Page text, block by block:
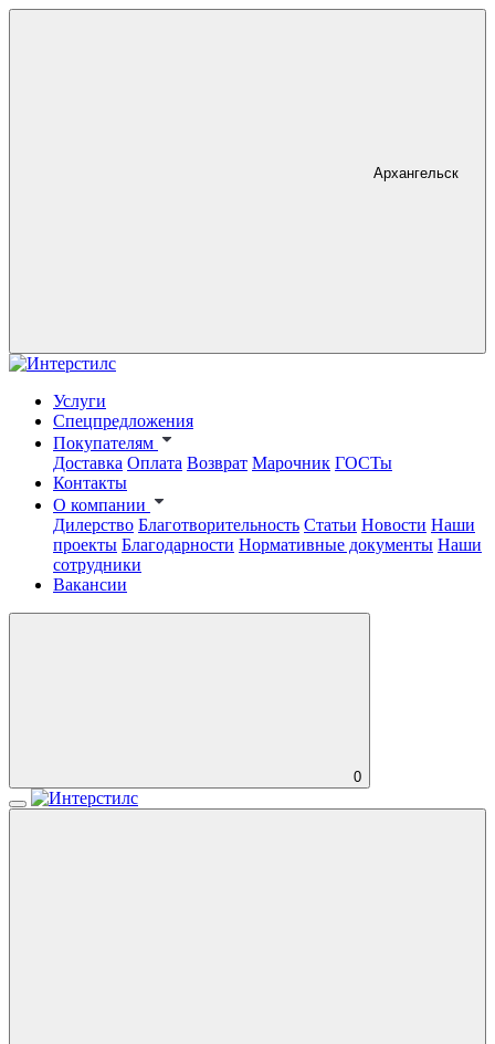
Архангельск
Услуги
Спецпредложения
Покупателям
Доставка Оплата Возврат Марочник ГОСТы
Контакты
О компании
Дилерство Благотворительность Статьи Новости Наши
проекты Благодарности Нормативные документы Наши
сотрудники
Вакансии
0